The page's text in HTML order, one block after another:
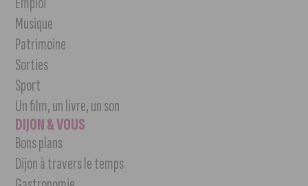
Musique
Patrimoine
Sorties
Sport
Un film, un livre, un son
DIJON & VOUS
Bons plans
Dijon à travers le temps